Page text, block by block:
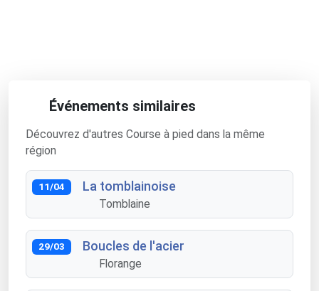
Événements similaires
Découvrez d'autres Course à pied dans la même
région
11/04 La tomblainoise
Tomblaine
29/03 Boucles de l'acier
Florange